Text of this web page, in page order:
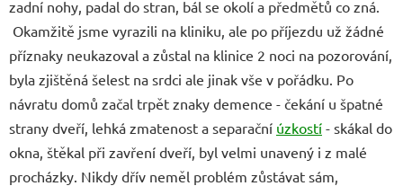
zadní nohy, padal do stran, bál se okolí a předmětů co zná.
Okamžitě jsme vyrazili na kliniku, ale po příjezdu už žádné
příznaky neukazoval a zůstal na klinice 2 noci na pozorování,
byla zjištěná šelest na srdci ale jinak vše v pořádku. Po
návratu domů začal trpět znaky demence - čekání u špatné
strany dveří, lehká zmatenost a separační úzkostí - skákal do
okna, štěkal při zavření dveří, byl velmi unavený i z malé
procházky. Nikdy dřív neměl problém zůstávat sám,